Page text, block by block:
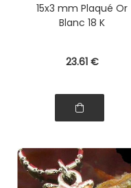
15x3 mm Plaqué Or
Blanc 18 K
23.61 €